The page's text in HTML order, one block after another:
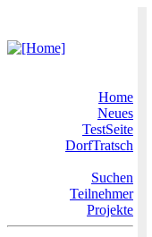
Home
Neues
TestSeite
DorfTratsch
Suchen
Teilnehmer
Projekte